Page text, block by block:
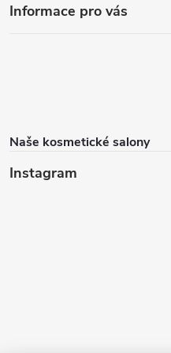
Informace pro vás
Naše kosmetické salony
Instagram